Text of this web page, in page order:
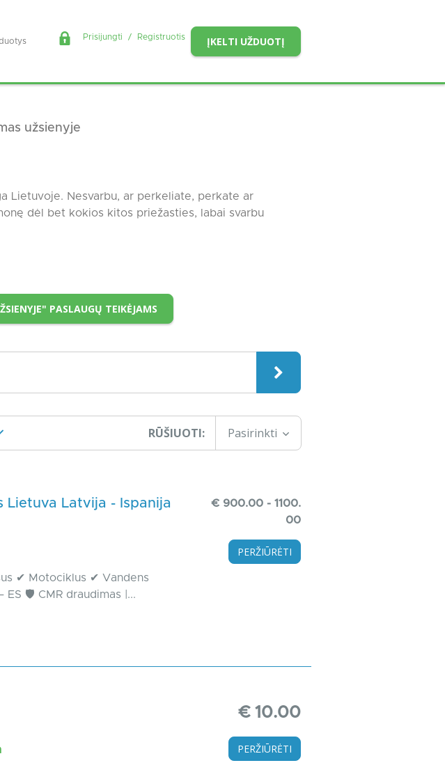
ĮKELTI UŽDUOTĮ
Prisijungti / Registruotis
užsienyje
Lietuvoje. Nesvarbu, ar perkeliate, perkate ar
dėl bet kokios kitos priežasties, labai svarbu
PASLAUGŲ TEIKĖJAMS
RŪŠIUOTI: Pasirinkti
Latvija - Ispanija
✔ Motociklus ✔ Vandens
ES 🛡 CMR draudimas |...
€ 900.00 - 1100.
00
PERŽIŪRĖTI
€ 10.00
PERŽIŪRĖTI